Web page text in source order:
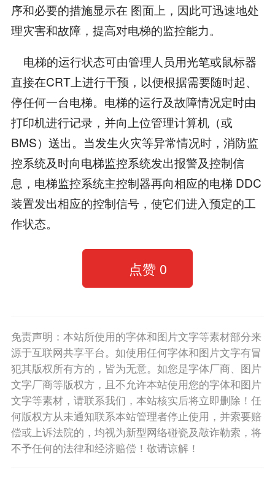
序和必要的措施显示在 图面上，因此可迅速地处
理灾害和故障，提高对电梯的监控能力。
电梯的运行状态可由管理人员用光笔或鼠标器
直接在CRT上进行干预，以便根据需要随时起、
停任何一台电梯。电梯的运行及故障情况定时由
打印机进行记录，并向上位管理计算机（或
BMS）送出。当发生火灾等异常情况时，消防监
控系统及时向电梯监控系统发出报警及控制信
息，电梯监控系统主控制器再向相应的电梯 DDC
装置发出相应的控制信号，使它们进入预定的工
作状态。
点赞 0
免责声明：本站所使用的字体和图片文字等素材部分来
源于互联网共享平台。如使用任何字体和图片文字有冒
犯其版权所有方的，皆为无意。如您是字体厂商、图片
文字厂商等版权方，且不允许本站使用您的字体和图片
文字等素材，请联系我们，本站核实后将立即删除！任
何版权方从未通知联系本站管理者停止使用，并索要赔
偿或上诉法院的，均视为新型网络碰瓷及敲诈勒索，将
不予任何的法律和经济赔偿！敬请谅解！